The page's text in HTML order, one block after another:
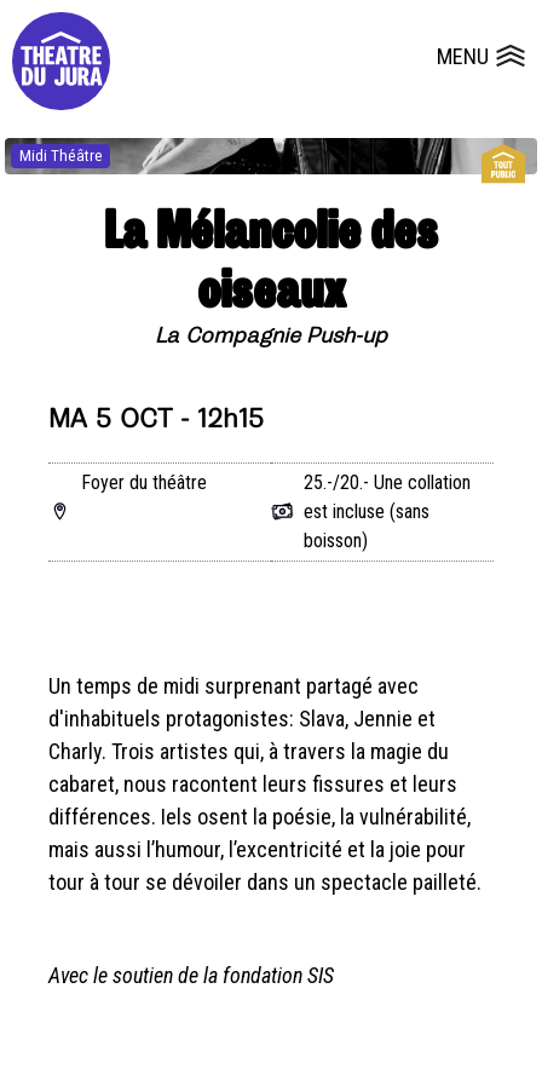
MENU
Presse
Salles
Dépôts de dossiers
Midi Théâtre
La Mélancolie des
oiseaux
La Compagnie Push-up
Un temps de midi surprenant partagé avec
d'inhabituels protagonistes: Slava, Jennie et
Charly. Trois artistes qui, à travers la magie du
cabaret, nous racontent leurs fissures et leurs
différences. Iels osent la poésie, la vulnérabilité,
mais aussi l’humour, l’excentricité et la joie pour
tour à tour se dévoiler dans un spectacle pailleté.
Avec le soutien de la fondation SIS
MA 5 OCT - 12h15
Foyer du théâtre
25.-/20.- Une collation
est incluse (sans
boisson)